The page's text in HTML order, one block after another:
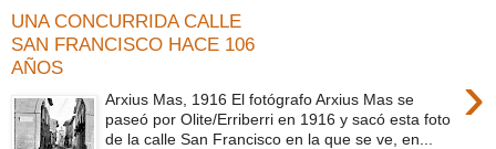
UNA CONCURRIDA CALLE
SAN FRANCISCO HACE 106
AÑOS
›
Arxius Mas, 1916 El fotógrafo Arxius Mas se
paseó por Olite/Erriberri en 1916 y sacó esta foto
de la calle San Francisco en la que se ve, en...